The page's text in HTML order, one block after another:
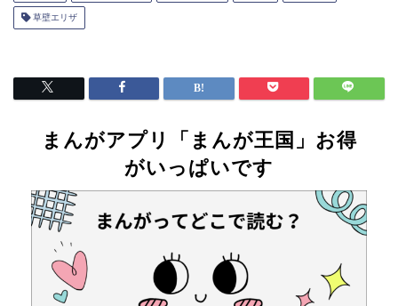
草壁エリザ
まんがアプリ「まんが王国」お得
がいっぱいです